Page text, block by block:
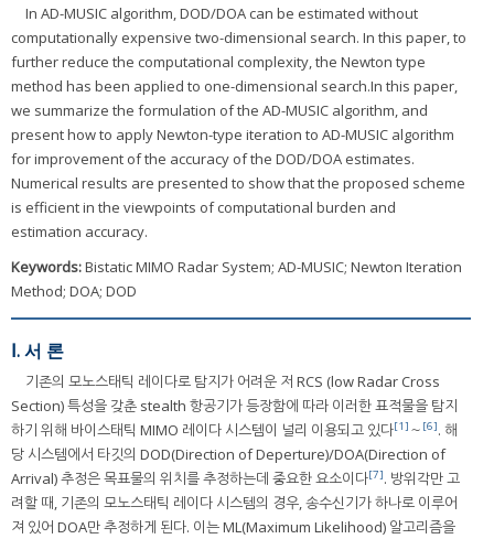
In AD-MUSIC algorithm, DOD/DOA can be estimated without
computationally expensive two-dimensional search. In this paper, to
further reduce the computational complexity, the Newton type
method has been applied to one-dimensional search.In this paper,
we summarize the formulation of the AD-MUSIC algorithm, and
present how to apply Newton-type iteration to AD-MUSIC algorithm
for improvement of the accuracy of the DOD/DOA estimates.
Numerical results are presented to show that the proposed scheme
is efficient in the viewpoints of computational burden and
estimation accuracy.
Keywords:Bistatic MIMO Radar System; AD-MUSIC; Newton Iteration
Method; DOA; DOD
Ⅰ. 서 론
기존의 모노스태틱 레이다로 탐지가 어려운 저 RCS (low Radar Cross
Section) 특성을 갖춘 stealth 항공기가 등장함에 따라 이러한 표적물을 탐지
하기 위해 바이스태틱 MIMO 레이다 시스템이 널리 이용되고 있다[1] ～ [6]. 해
당 시스템에서 타깃의 DOD(Direction of Deperture)/DOA(Direction of
Arrival) 추정은 목표물의 위치를 추정하는데 중요한 요소이다[7]. 방위각만 고
려할 때, 기존의 모노스태틱 레이다 시스템의 경우, 송수신기가 하나로 이루어
져 있어 DOA만 추정하게 된다. 이는 ML(Maximum Likelihood) 알고리즘을